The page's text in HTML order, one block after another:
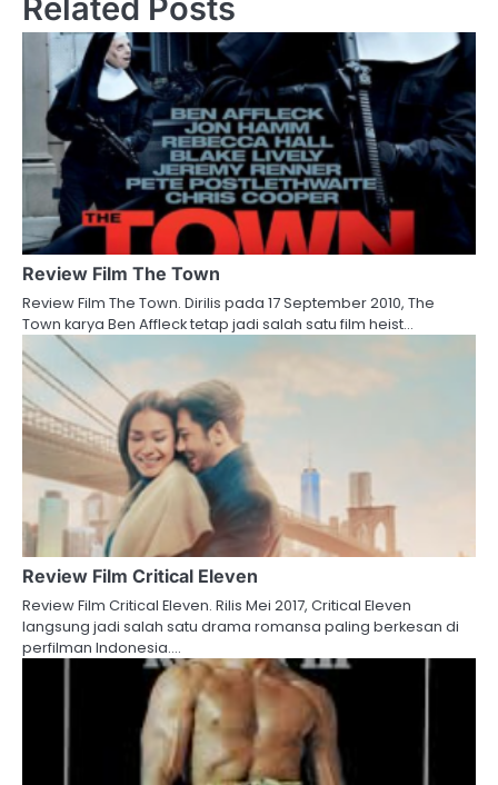
Related Posts
Review Film The Town
Review Film The Town. Dirilis pada 17 September 2010, The
Town karya Ben Affleck tetap jadi salah satu film heist…
Review Film Critical Eleven
Review Film Critical Eleven. Rilis Mei 2017, Critical Eleven
langsung jadi salah satu drama romansa paling berkesan di
perfilman Indonesia.…